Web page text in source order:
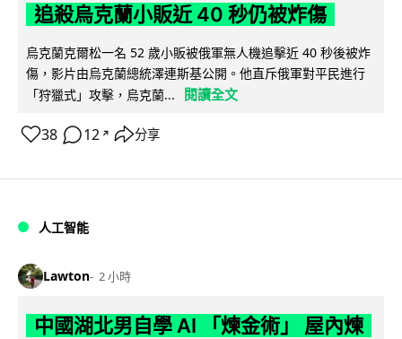
追殺烏克蘭小販近 40 秒仍被炸傷
烏克蘭克爾松一名 52 歲小販被俄軍無人機追擊近 40 秒後被炸
傷，影片由烏克蘭總統澤連斯基公開。他直斥俄軍對平民進行
「狩獵式」攻擊，烏克蘭...
閱讀全文
38 12 ↗ 分享
人工智能
Lawton 2 小時
中國湖北男自學 AI 「煉金術」 屋內煉